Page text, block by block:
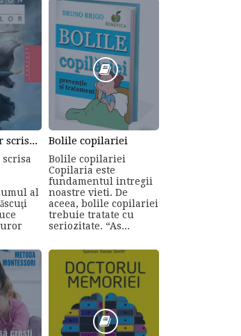
Eroul Evurilor scrisa de Brandon Sanderson (Volumul 3)
al
Bolile copilariei
Bolile copilariei
Copilaria este
fundamentul intregii
noastre vieti. De
aceea, bolile copilariei
trebuie tratate cu
seriozitate. “As...